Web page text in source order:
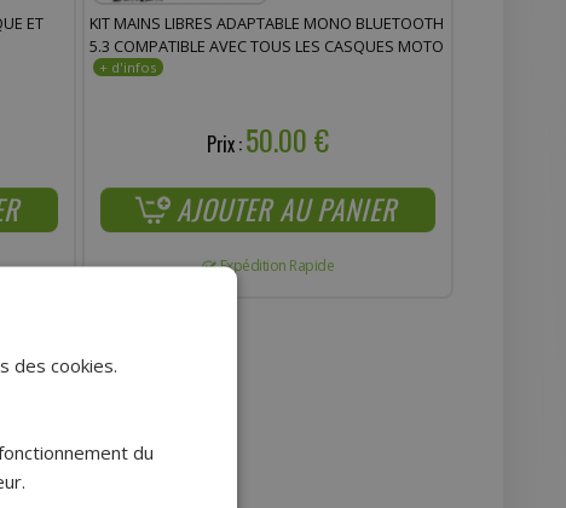
ET
KIT MAINS LIBRES ADAPTABLE MONO BLUETOOTH
5.3 COMPATIBLE AVEC TOUS LES CASQUES MOTO
Prix :50.00 €
AJOUTER AU PANIER
Expédition Rapide
des cookies.
du